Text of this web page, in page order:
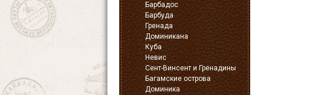
Барбадос
Барбуда
Гренада
Доминикана
Куба
Невис
Сент-Винсент и Гренадины
Багамские острова
Доминика